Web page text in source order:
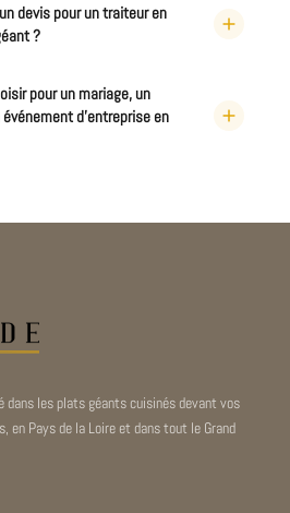
devis pour un traiteur en
?
pour un mariage, un
événement d'entreprise en
dans les plats géants cuisinés devant vos
en Pays de la Loire et dans tout le Grand